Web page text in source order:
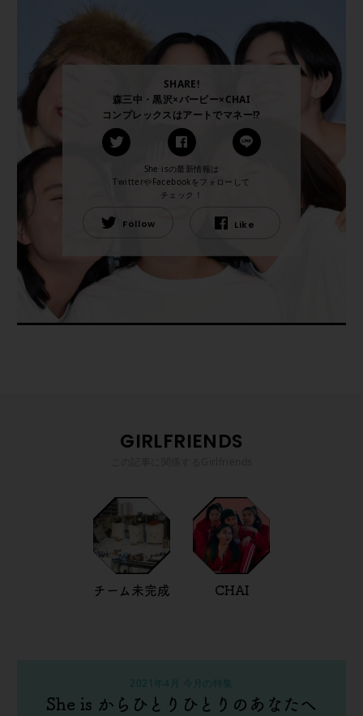
SHARE!
森三中・黒沢×バービー×CHAI
コンプレックスはアートでマネー!?
She isの最新情報は
TwitterやFacebookをフォローして
チェック！
Follow Like
GIRLFRIENDS
チーム未完成 CHAI
2021年4月 今月の特集
She is からひとりひとりのあなたへ